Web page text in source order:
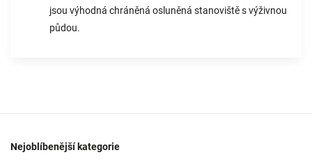
jsou výhodná chráněná osluněná stanoviště s výživnou
půdou.
Nejoblíbenější kategorie